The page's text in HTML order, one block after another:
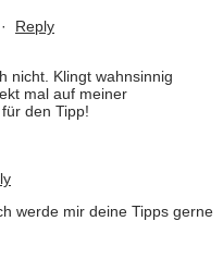
· Reply
nicht. Klingt wahnsinnig
mal auf meiner
den Tipp!
werde mir deine Tipps gerne